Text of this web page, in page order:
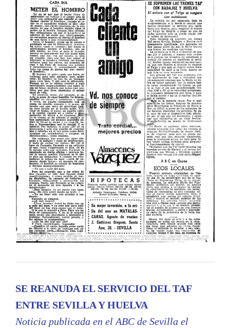
SE REANUDA EL SERVICIO DEL TAF
ENTRE SEVILLA Y HUELVA
Noticia publicada en el ABC de Sevilla el